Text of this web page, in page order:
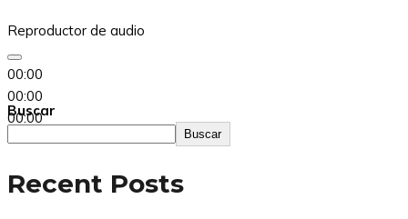
Reproductor de audio
00:00
00:00
00:00
Buscar
Buscar
Recent Posts